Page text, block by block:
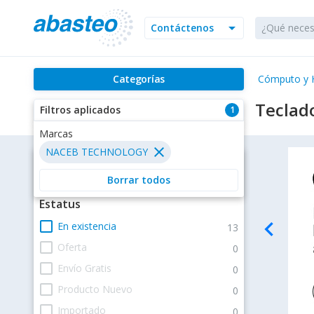
arrow_drop_down
Contáctenos
Categorías Cómputo y
1
Filtros aplicados
Marcas
close
NACEB TECHNOLOGY
Borrar todos
Filtros
Estatus
check_box_outline_blank En existencia 13
check_box_outline_blank Oferta 0
check_box_outline_blank Envío Gratis 0
check_box_outline_blank Producto Nuevo 0
check_box_outline_blank Importado
navigate_before